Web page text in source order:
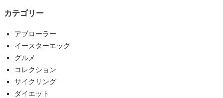
カテゴリー
アブローラー
イースターエッグ
グルメ
コレクション
サイクリング
ダイエット